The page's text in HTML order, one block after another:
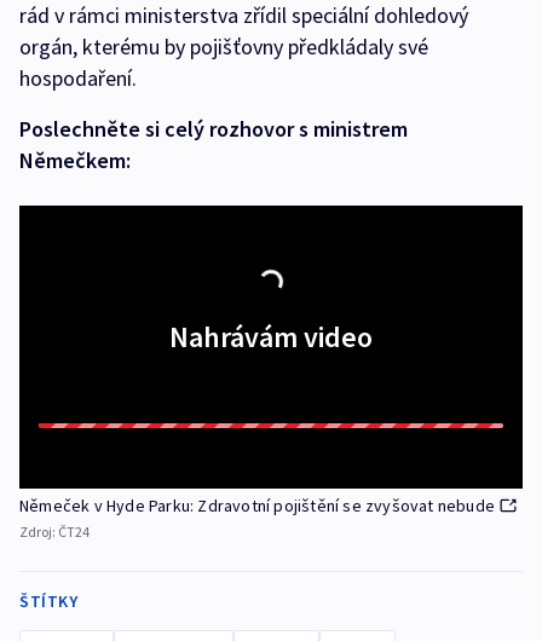
rád v rámci ministerstva zřídil speciální dohledový
orgán, kterému by pojišťovny předkládaly své
hospodaření.
Poslechněte si celý rozhovor s ministrem
Němečkem:
Nahrávám video
Němeček v Hyde Parku: Zdravotní pojištění se zvyšovat nebude
Zdroj: ČT24
ŠTÍTKY